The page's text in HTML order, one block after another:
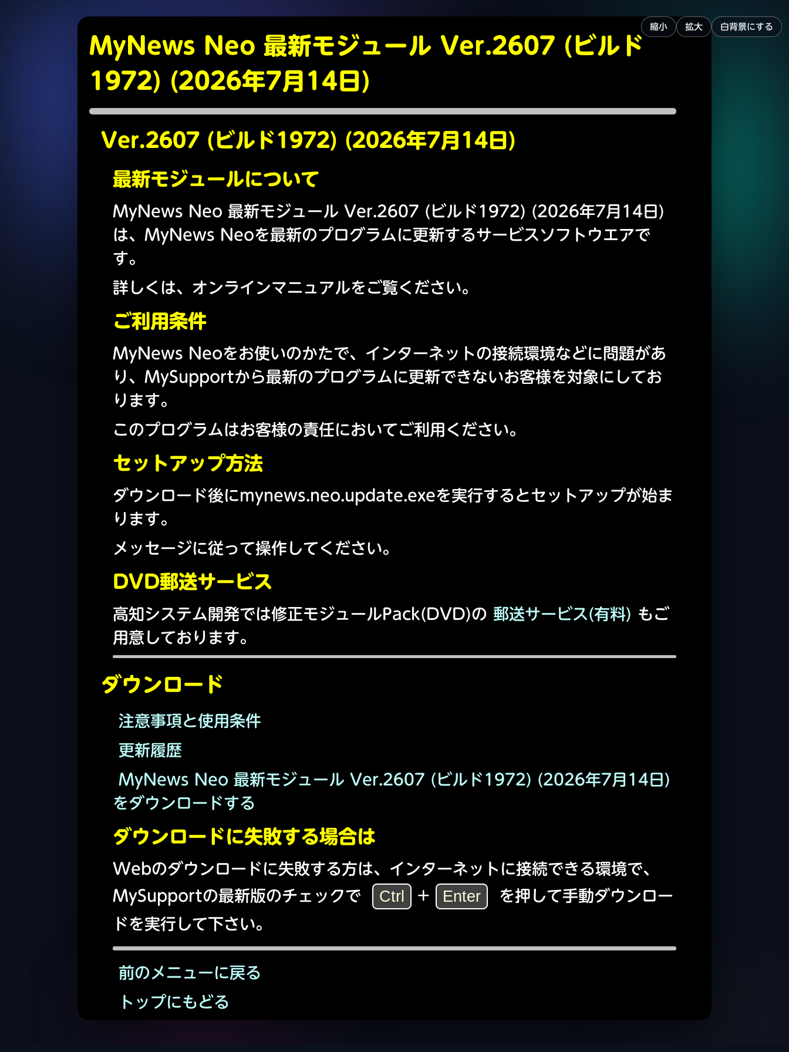
MyNews Neo 最新モジュール Ver.2607 (ビルド
1972) (2026年7月14日)
Ver.2607 (ビルド1972) (2026年7月14日)
最新モジュールについて
MyNews Neo 最新モジュール Ver.2607 (ビルド1972) (2026年7月14日)
は、MyNews Neoを最新のプログラムに更新するサービスソフトウエアで
す。
詳しくは、オンラインマニュアルをご覧ください。
ご利用条件
MyNews Neoをお使いのかたで、インターネットの接続環境などに問題があ
り、MySupportから最新のプログラムに更新できないお客様を対象にしてお
ります。
このプログラムはお客様の責任においてご利用ください。
セットアップ方法
ダウンロード後にmynews.neo.update.exeを実行するとセットアップが始ま
ります。
メッセージに従って操作してください。
DVD郵送サービス
高知システム開発では修正モジュールPack(DVD)の 郵送サービス(有料) もご
用意しております。
ダウンロード
注意事項と使用条件
更新履歴
MyNews Neo 最新モジュール Ver.2607 (ビルド1972) (2026年7月14日)
をダウンロードする
ダウンロードに失敗する場合は
Webのダウンロードに失敗する方は、インターネットに接続できる環境で、
MySupportの最新版のチェックで
Ctrl + Enter
を押して手動ダウンロー
ドを実行して下さい。
前のメニューに戻る
トップにもどる
縮小 拡大 白背景にする